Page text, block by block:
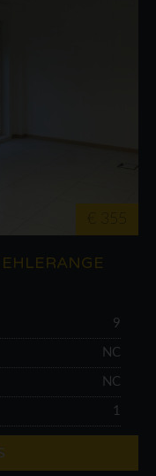
9
NC
NC
1